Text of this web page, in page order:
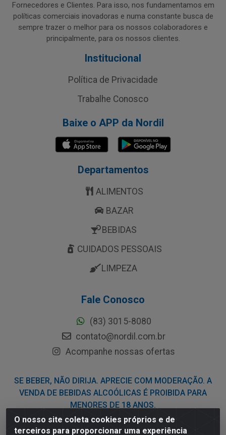
O nosso site coleta cookies próprios e de
terceiros para proporcionar uma experiência
Fornecedores e Clientes. Para isso, nos fundamentamos em
políticas comerciais inovadoras e numa constante busca de
sempre trazer o melhor para os nossos colaboradores e
principalmente, para os nossos clientes.
Institucional
Política de Privacidade
Trabalhe Conosco
Baixe o APP da Nordil
Departamentos
ALIMENTOS
BAZAR
BEBIDAS
CUIDADOS PESSOAIS
LIMPEZA
Fale Conosco
(83) 3015-8080
contato@nordil.com.br
Acompanhe nossas ofertas
SE BEBER, NÃO DIRIJA. APRECIE COM MODERAÇÃO. A
VENDA DE BEBIDAS ALCOÓLICAS É PROIBIDA PARA
MENORES DE 18 ANOS.